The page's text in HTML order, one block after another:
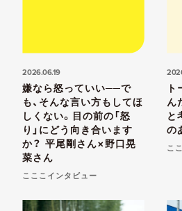
2026.06.19
嫌なら怒っていい──で
も、そんな言い方もしてほ
しくない。目の前の「怒
り」にどう向き合います
か？ 平尾剛さん×野口晃
菜さん
こここインタビュー
ん
と
の
こ